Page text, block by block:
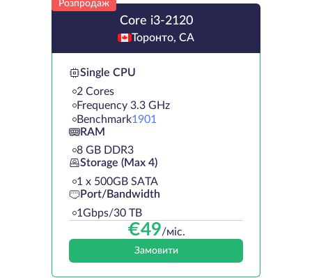
Розпродаж
Core i3-2120
Торонто, CA
Single CPU
2 Cores
Frequency 3.3 GHz
Benchmark1901
RAM
8 GB DDR3
Storage (Max 4)
1 х 500GB SATA
Port/Bandwidth
1Gbps/30 TB
€49/міс.
Замовити